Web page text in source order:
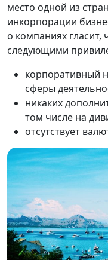
место одной из
инкорпорации
о компаниях
следующими
корпоративный
сферы
никаких
том числе на
отсутствует